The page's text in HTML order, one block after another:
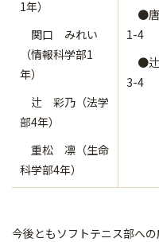
1年）
関口 みれい
（情報科学部1
年）
辻 彩乃（法学
部4年）
重松 凛（生命
科学部4年）
●
1-4
●
3-4
今後ともソフトテニス部への